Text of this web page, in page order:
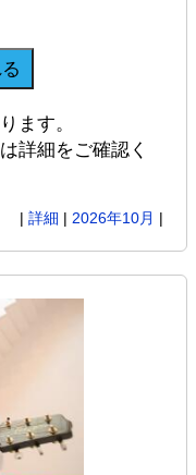
ます。
詳細をご確認く
|詳細 | 2026年10月 |